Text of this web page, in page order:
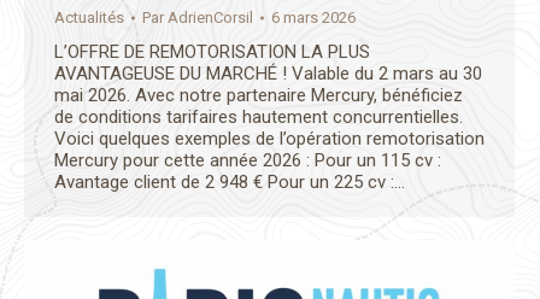
Actualités Par AdrienCorsil 6 mars 2026
L’OFFRE DE REMOTORISATION LA PLUS
AVANTAGEUSE DU MARCHÉ ! Valable du 2 mars au 30
mai 2026. Avec notre partenaire Mercury, bénéficiez
de conditions tarifaires hautement concurrentielles.
Voici quelques exemples de l’opération remotorisation
Mercury pour cette année 2026 : Pour un 115 cv :
Avantage client de 2 948 € Pour un 225 cv :…